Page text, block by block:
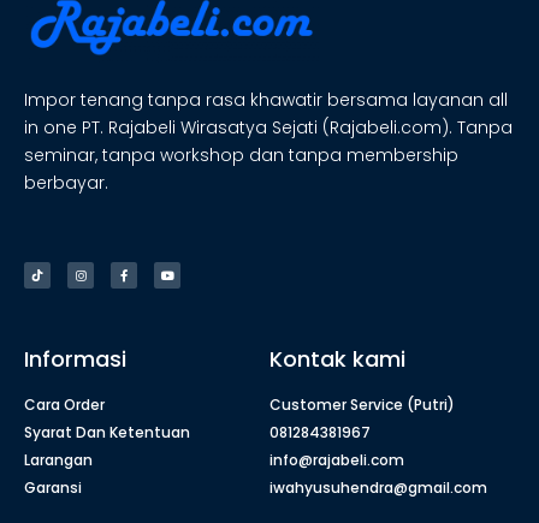
Impor tenang tanpa rasa khawatir bersama layanan all
in one PT. Rajabeli Wirasatya Sejati (Rajabeli.com). Tanpa
seminar, tanpa workshop dan tanpa membership
berbayar.
Informasi
Cara Order
Syarat Dan Ketentuan
Larangan
Garansi
Kontak kami
Customer Service (Putri)
081284381967
info@rajabeli.com
iwahyusuhendra@gmail.com